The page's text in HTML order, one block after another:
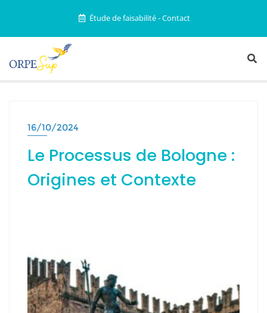
Étude de faisabilité - Contact
16/10/2024
Le Processus de Bologne :
Origines et Contexte